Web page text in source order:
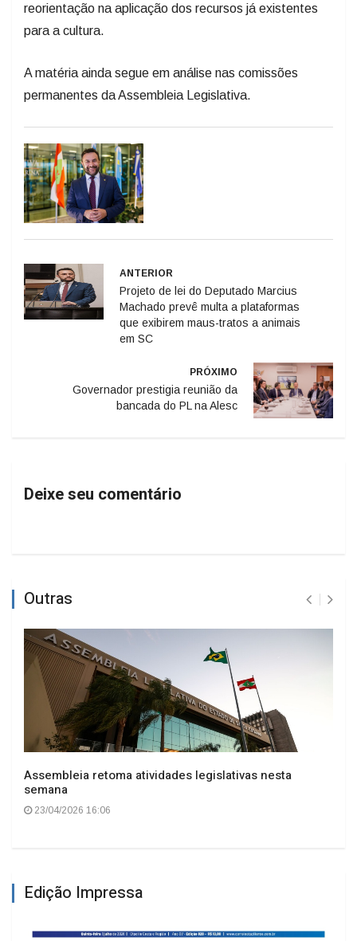
reorientação na aplicação dos recursos já existentes
para a cultura.
A matéria ainda segue em análise nas comissões
permanentes da Assembleia Legislativa.
ANTERIOR
Projeto de lei do Deputado Marcius
Machado prevê multa a plataformas
que exibirem maus-tratos a animais
em SC
PRÓXIMO
Governador prestigia reunião da
bancada do PL na Alesc
Deixe seu comentário
Outras
Assembleia retoma atividades legislativas nesta
semana
23/04/2026 16:06
Edição Impressa